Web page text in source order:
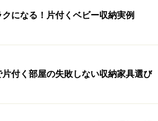
になる！片付くベビー収納実例
付く部屋の失敗しない収納家具選び